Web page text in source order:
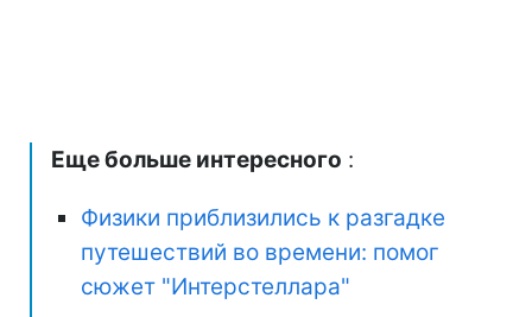
Еще больше интересного :
Физики приблизились к разгадке
путешествий во времени: помог
сюжет "Интерстеллара"